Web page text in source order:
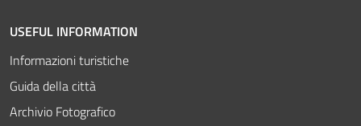
USEFUL INFORMATION
Informazioni turistiche
Guida della città
Archivio Fotografico